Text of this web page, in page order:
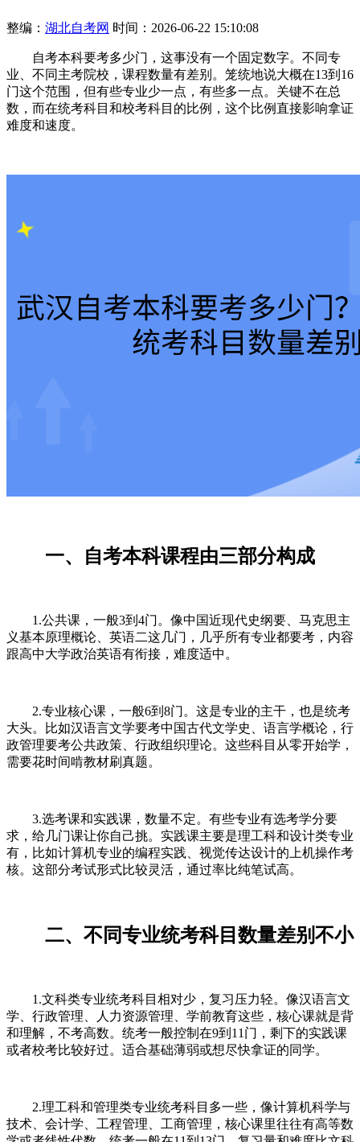
整编： 湖北自考网 时间：2026-06-22 15:10:08
自考本科要考多少门，这事没有一个固定数字。不同专
业、不同主考院校，课程数量有差别。笼统地说大概在13到16
门这个范围，但有些专业少一点，有些多一点。关键不在总
数，而在统考科目和校考科目的比例，这个比例直接影响拿证
难度和速度。
一、自考本科课程由三部分构成
1.公共课，一般3到4门。像中国近现代史纲要、马克思主
义基本原理概论、英语二这几门，几乎所有专业都要考，内容
跟高中大学政治英语有衔接，难度适中。
2.专业核心课，一般6到8门。这是专业的主干，也是统考
大头。比如汉语言文学要考中国古代文学史、语言学概论，行
政管理要考公共政策、行政组织理论。这些科目从零开始学，
需要花时间啃教材刷真题。
3.选考课和实践课，数量不定。有些专业有选考学分要
求，给几门课让你自己挑。实践课主要是理工科和设计类专业
有，比如计算机专业的编程实践、视觉传达设计的上机操作考
核。这部分考试形式比较灵活，通过率比纯笔试高。
二、不同专业统考科目数量差别不小
1.文科类专业统考科目相对少，复习压力轻。像汉语言文
学、行政管理、人力资源管理、学前教育这些，核心课就是背
和理解，不考高数。统考一般控制在9到11门，剩下的实践课
或者校考比较好过。适合基础薄弱或想尽快拿证的同学。
2.理工科和管理类专业统考科目多一些，像计算机科学与
技术、会计学、工程管理、工商管理，核心课里往往有高等数